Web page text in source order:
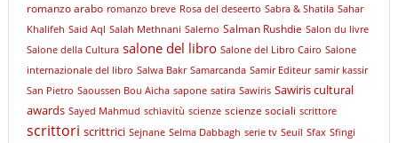
romanzo arabo romanzo breve Rosa del deseerto Sabra & Shatila Sahar
Khalifeh Said Aql Salah Methnani Salerno Salman Rushdie Salon du livre
Salone della Cultura salone del libro Salone del Libro Cairo Salone
internazionale del libro Salwa Bakr Samarcanda Samir Editeur samir kassir
San Pietro Saoussen Bou Aicha sapone satira Sawiris Sawiris cultural
awards Sayed Mahmud schiavitù scienze scienze sociali scrittore
scrittori scrittrici Sejnane Selma Dabbagh serie tv Seuil Sfax Sfingi